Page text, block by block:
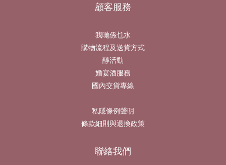
顧客服務
我哋係乜水
購物流程及送貨方式
醇活動
婚宴酒服務
國內交貨專線
私隱條例聲明
條款細則與退換政策
聯絡我們